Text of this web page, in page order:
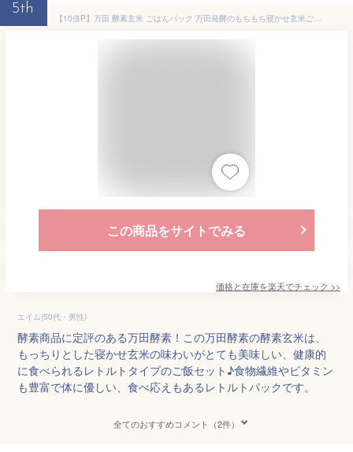
5th
【10倍P】万田 酵素玄米 ごはんパック 万田発酵のもちもち寝かせ玄米ごはん(24パック) 万田 レトルト ごはんパック 保存食 ごはんもちもち 美味しい 玄米ライス 手軽 健康 美容 食物繊維 人気 発酵 ビタミン【スーパーSALE期間中】
この商品をサイトでみる
価格と在庫を楽天でチェック >>
エイム(50代・男性)
酵素商品に定評のある万田酵素！この万田酵素の酵素玄米は、
もっちりとした寝かせ玄米の味わいがとても美味しい、健康的
に食べられるレトルトタイプのご飯セット♪食物繊維やビタミン
も豊富で体に優しい、食べ応えもあるレトルトパックです。
全てのおすすめコメント（2件）